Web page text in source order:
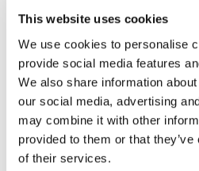
This website uses cookies
We use cookies to personalise
provide social media features
We also share information
our social media, advertising
may combine it with other
provided to them or that
of their services.
promociones en cada uno de
estudiados, así como el
promociones. El éxito, ya sea
retailers, sólo puede darse
incitan compras que, de otra
producido. Este “crecimiento
más efectiva para medir la
promoción.